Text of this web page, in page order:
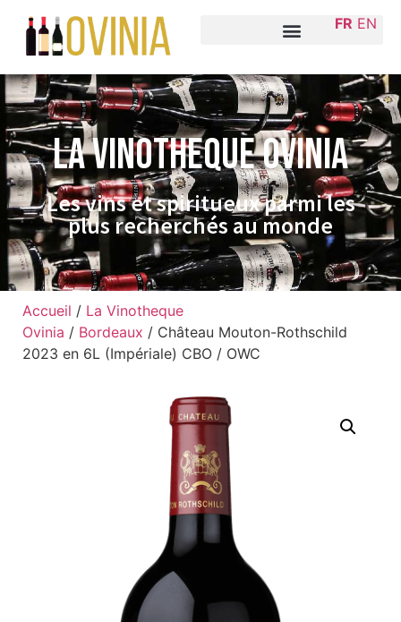
FR EN
La VINOTHEQUE Ovinia
Les vins et spiritueux parmi les
plus recherchés au monde
Accueil / La Vinotheque
Ovinia / Bordeaux / Château Mouton-Rothschild
2023 en 6L (Impériale) CBO / OWC